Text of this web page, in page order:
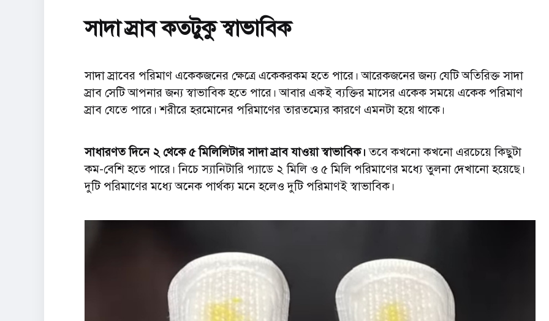
সাদা স্রাব কতটুকু স্বাভাবিক
সাদা স্রাবের পরিমাণ একেকজনের ক্ষেত্রে একেকরকম হতে পারে। আরেকজনের জন্য যেটি অতিরিক্ত সাদা
স্রাব সেটি আপনার জন্য স্বাভাবিক হতে পারে। আবার একই ব্যক্তির মাসের একেক সময়ে একেক পরিমাণ
স্রাব যেতে পারে। শরীরে হরমোনের পরিমাণের তারতম্যের কারণে এমনটা হয়ে থাকে।
সাধারণত দিনে ২ থেকে ৫ মিলিলিটার সাদা স্রাব যাওয়া স্বাভাবিক। তবে কখনো কখনো এরচেয়ে কিছুটা
কম-বেশি হতে পারে। নিচে স্যানিটারি প্যাডে ২ মিলি ও ৫ মিলি পরিমাণের মধ্যে তুলনা দেখানো হয়েছে।
দুটি পরিমাণের মধ্যে অনেক পার্থক্য মনে হলেও দুটি পরিমাণই স্বাভাবিক।